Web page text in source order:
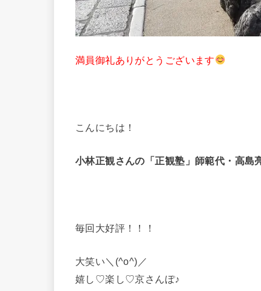
満員御礼ありがとうございます
こんにちは！
小林正観さんの「正観塾」師範代・高島
毎回大好評！！！
大笑い＼(^o^)／
嬉し♡楽し♡京さんぽ♪